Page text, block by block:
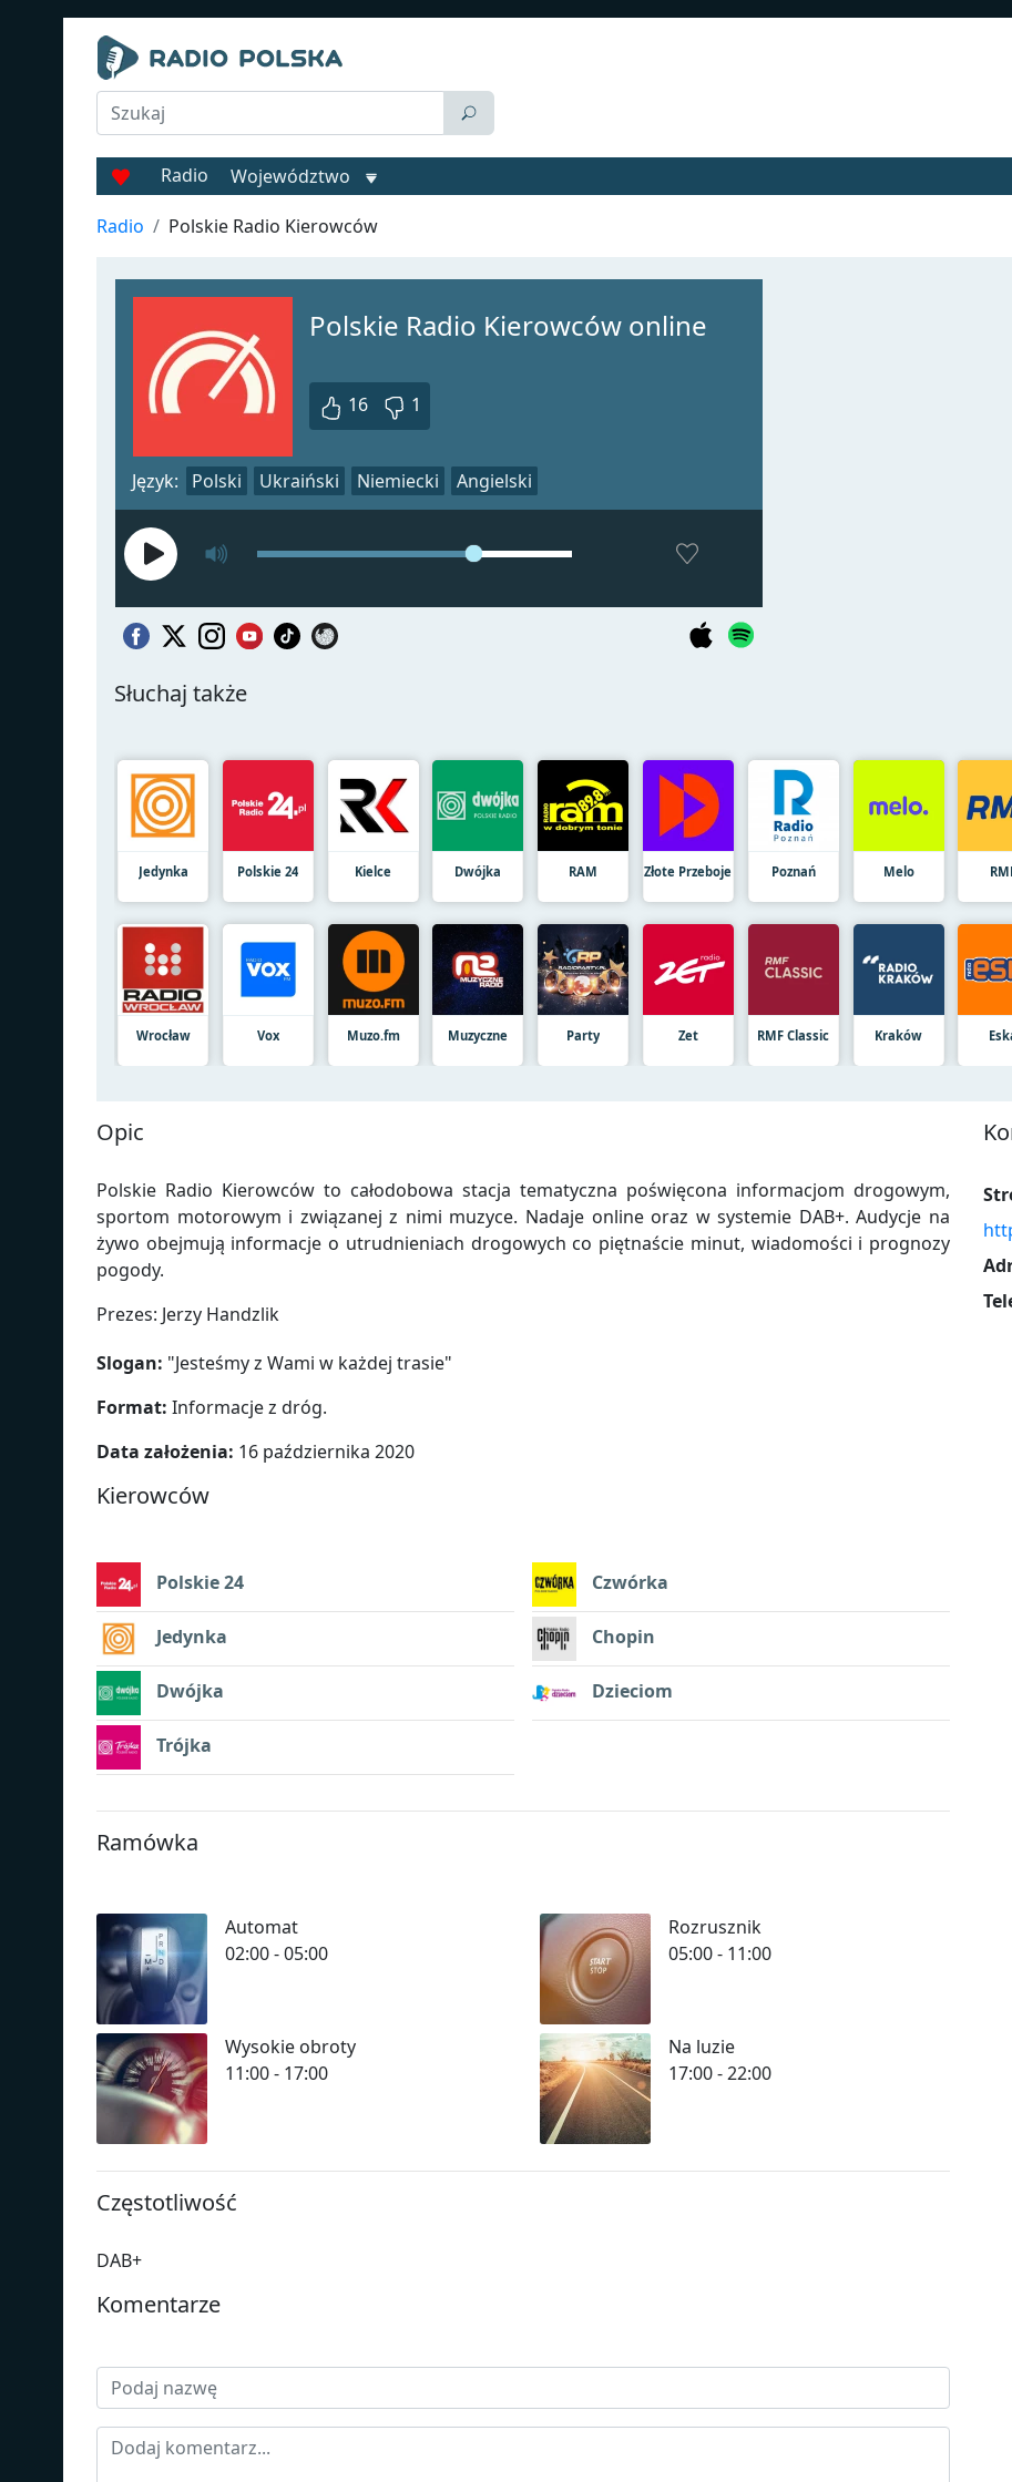
Radio Województwo
Radio Polskie Radio Kierowców
Polskie Radio Kierowców online
16 1
Język: Polski Ukraiński Niemiecki Angielski
Słuchaj także
Jedynka Polskie 24 Kielce Dwójka RAM Złote Przeboje Poznań Melo
Wrocław Vox Muzo.fm Muzyczne Party Zet RMF Classic Kraków
Opic
Polskie Radio Kierowców to całodobowa stacja tematyczna poświęcona informacjom drogowym,
sportom motorowym i związanej z nimi muzyce. Nadaje online oraz w systemie DAB+. Audycje na
żywo obejmują informacje o utrudnieniach drogowych co piętnaście minut, wiadomości i prognozy
pogody.
Prezes: Jerzy Handzlik
Slogan: "Jesteśmy z Wami w każdej trasie"
Format: Informacje z dróg.
Data założenia: 16 października 2020
Kierowców
Polskie 24
Jedynka
Dwójka
Trójka
Czwórka
Chopin
Dzieciom
Ramówka
Automat
02:00 - 05:00
Rozrusznik
05:00 - 11:00
Wysokie obroty
11:00 - 17:00
Na luzie
17:00 - 22:00
Częstotliwość
DAB+
Komentarze